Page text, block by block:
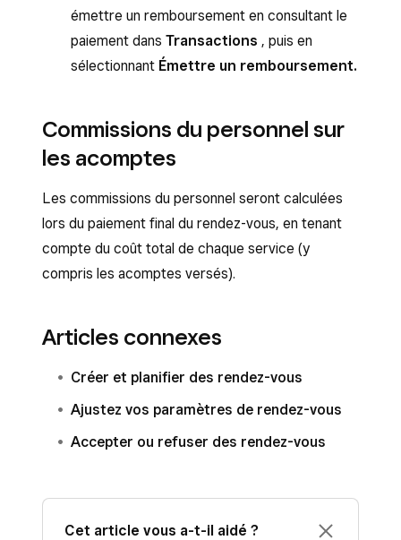
émettre un remboursement en consultant le
paiement dans Transactions , puis en
sélectionnant Émettre un remboursement.
Commissions du personnel sur
les acomptes
Les commissions du personnel seront calculées
lors du paiement final du rendez-vous, en tenant
compte du coût total de chaque service (y
compris les acomptes versés).
Articles connexes
Créer et planifier des rendez-vous
Ajustez vos paramètres de rendez-vous
Accepter ou refuser des rendez-vous
Cet article vous a-t-il aidé ?